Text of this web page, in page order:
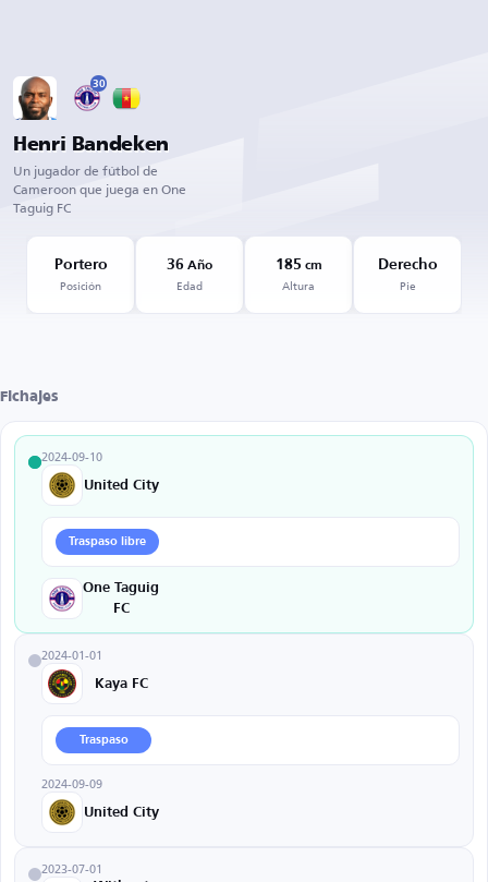
30
Henri Bandeken
Un jugador de fútbol de
Cameroon que juega en One
Taguig FC
Portero
Posición
36 Año
Edad
185 cm
Altura
Derecho
Pie
Fichajes
2024-09-10
United City
Traspaso libre
One Taguig
FC
2024-01-01
Kaya FC
Traspaso
2024-09-09
United City
2023-07-01